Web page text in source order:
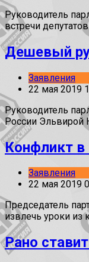
Руководитель
встречи
Дешевый
Заявления
22 мая 2019
Руководитель
России Эльвирой
Конфликт в
Заявления
22 мая 2019
Председатель
извлечь уроки из
Рано